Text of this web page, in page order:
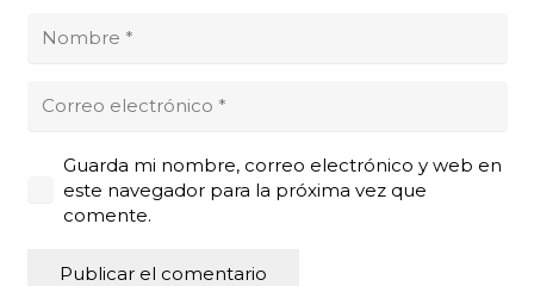
Guarda mi nombre, correo electrónico y web en
este navegador para la próxima vez que
comente.
Publicar el comentario